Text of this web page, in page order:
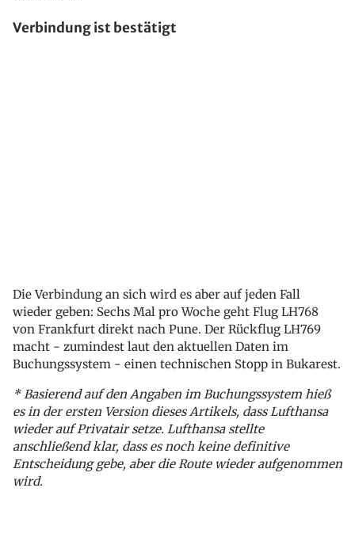
Verbindung ist bestätigt
Die Verbindung an sich wird es aber auf jeden Fall
wieder geben: Sechs Mal pro Woche geht Flug LH768
von Frankfurt direkt nach Pune. Der Rückflug LH769
macht - zumindest laut den aktuellen Daten im
Buchungssystem - einen technischen Stopp in Bukarest.
* Basierend auf den Angaben im Buchungssystem hieß
es in der ersten Version dieses Artikels, dass Lufthansa
wieder auf Privatair setze. Lufthansa stellte
anschließend klar, dass es noch keine definitive
Entscheidung gebe, aber die Route wieder aufgenommen
wird.